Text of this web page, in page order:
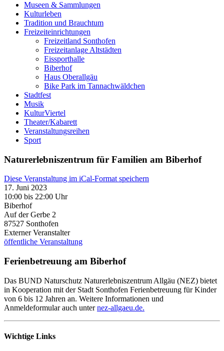
Museen & Sammlungen
Kulturleben
Tradition und Brauchtum
Freizeiteinrichtungen
Freizeitland Sonthofen
Freizeitanlage Altstädten
Eissporthalle
Biberhof
Haus Oberallgäu
Bike Park im Tannachwäldchen
Stadtfest
Musik
KulturViertel
Theater/Kabarett
Veranstaltungsreihen
Sport
Naturerlebniszentrum für Familien am Biberhof
Diese Veranstaltung im iCal-Format speichern
17. Juni 2023
10:00 bis 22:00 Uhr
Biberhof
Auf der Gerbe 2
87527 Sonthofen
Externer Veranstalter
öffentliche Veranstaltung
Ferienbetreuung am Biberhof
Das BUND Naturschutz Naturerlebniszentrum Allgäu (NEZ) bietet
in Kooperation mit der Stadt Sonthofen Ferienbetreuung für Kinder
von 6 bis 12 Jahren an. Weitere Informationen und
Anmeldeformular auch unternez-allgaeu.de.
Wichtige Links